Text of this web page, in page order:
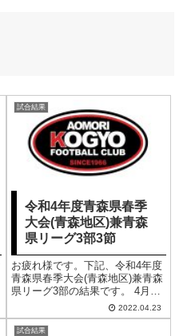
試合結果
令和4年度青森県春季
大会(青森地区)兼青森
県リーグ3部3節
お疲れ様です。下記、令和4年度
青森県春季大会(青森地区)兼青森
県リーグ3部の結果です。 4月23
日(土)9：30～青森工業高校にて
青森東高校と対戦前半0-3後半0-2
合計0-5
2022.04.23
試合結果